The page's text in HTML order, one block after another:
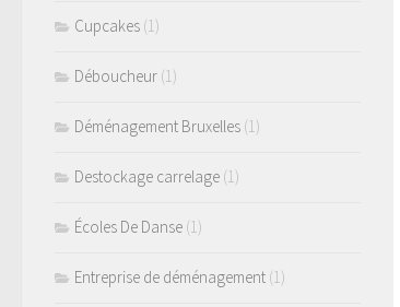
Cupcakes (1)
Déboucheur (1)
Déménagement Bruxelles (1)
Destockage carrelage (1)
Écoles De Danse (1)
Entreprise de déménagement (1)